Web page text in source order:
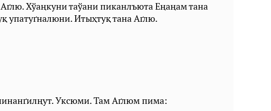
Хўаңкуни таўани пиканлъюта Еңаңам тана
упатуґналюни. Итыҳтуқ тана Аґлю.
Уксюми. Там Аґлюм пима: